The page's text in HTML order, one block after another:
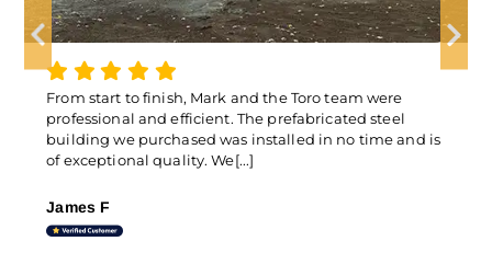
The Container Cover quality is outstanding, and I’m
thrilled with it . Special thanks to Francis for making
the experience so easy. His professionalism and
customer-first attitude really stood out.[...]
Ilan Freitas